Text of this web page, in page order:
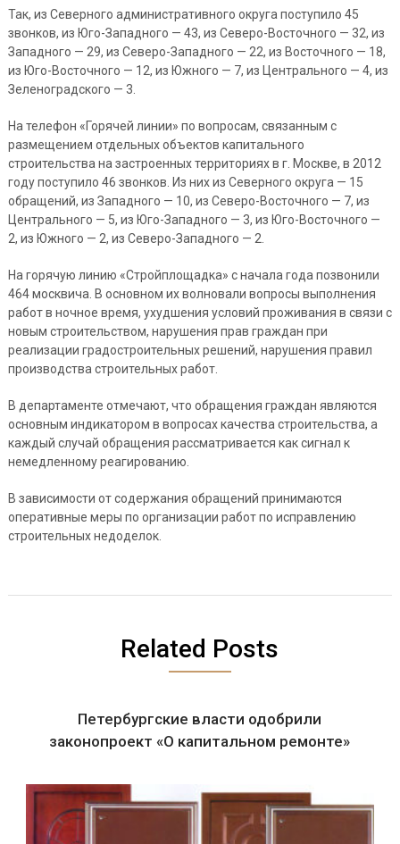
Так, из Северного административного округа поступило 45
звонков, из Юго-Западного — 43, из Северо-Восточного — 32, из
Западного — 29, из Северо-Западного — 22, из Восточного — 18,
из Юго-Восточного — 12, из Южного — 7, из Центрального — 4, из
Зеленоградского — 3.
На телефон «Горячей линии» по вопросам, связанным с
размещением отдельных объектов капитального
строительства на застроенных территориях в г. Москве, в 2012
году поступило 46 звонков. Из них из Северного округа — 15
обращений, из Западного — 10, из Северо-Восточного — 7, из
Центрального — 5, из Юго-Западного — 3, из Юго-Восточного —
2, из Южного — 2, из Северо-Западного — 2.
На горячую линию «Cтройплощадка» с начала года позвонили
464 москвича. В основном их волновали вопросы выполнения
работ в ночное время, ухудшения условий проживания в связи с
новым строительством, нарушения прав граждан при
реализации градостроительных решений, нарушения правил
производства строительных работ.
В департаменте отмечают, что обращения граждан являются
основным индикатором в вопросах качества строительства, а
каждый случай обращения рассматривается как сигнал к
немедленному реагированию.
В зависимости от содержания обращений принимаются
оперативные меры по организации работ по исправлению
строительных недоделок.
Related Posts
Петербургские власти одобрили
законопроект «О капитальном ремонте»